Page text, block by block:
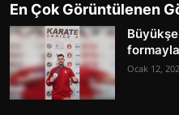
En Çok Görüntülenen
Ocak 12,